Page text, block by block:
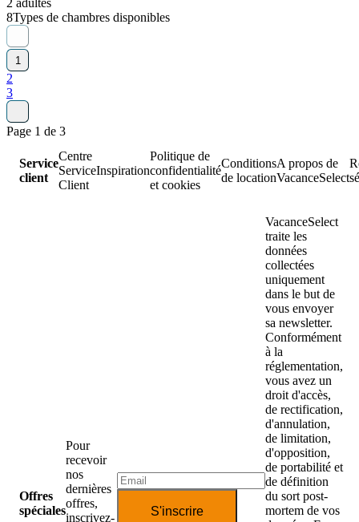
2 adultes
8Types de chambres disponibles
1
2
3
Page 1 de 3
Service
client
Centre
Service
Client
Inspiration
Politique de
confidentialité
et cookies
Conditions
de location
A propos de
VacanceSelect
Offres
spéciales
Pour
recevoir
nos
dernières
offres,
inscrivez-
S'inscrire
VacanceSelect
traite les
données
collectées
uniquement
dans le but de
vous envoyer
sa newsletter.
Conformément
à la
réglementation,
vous avez un
droit d'accès,
de rectification,
d'annulation,
de limitation,
d'opposition,
de portabilité et
de définition
du sort post-
mortem de vos